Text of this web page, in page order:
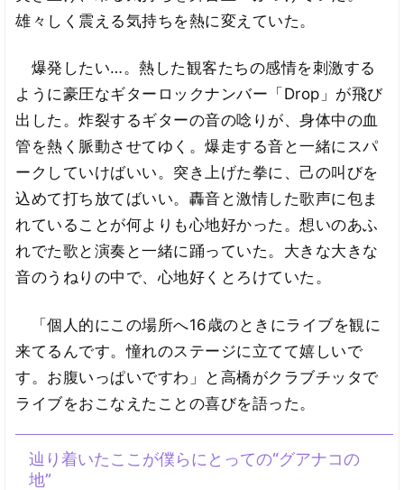
雄々しく震える気持ちを熱に変えていた。
爆発したい…。熱した観客たちの感情を刺激する
ように豪圧なギターロックナンバー「Drop」が飛び
出した。炸裂するギターの音の唸りが、身体中の血
管を熱く脈動させてゆく。爆走する音と一緒にスパ
ークしていけばいい。突き上げた拳に、己の叫びを
込めて打ち放てばいい。轟音と激情した歌声に包ま
れていることが何よりも心地好かった。想いのあふ
れでた歌と演奏と一緒に踊っていた。大きな大きな
音のうねりの中で、心地好くとろけていた。
「個人的にこの場所へ16歳のときにライブを観に
来てるんです。憧れのステージに立てて嬉しいで
す。お腹いっぱいですわ」と高橋がクラブチッタで
ライブをおこなえたことの喜びを語った。
辿り着いたここが僕らにとっての“グアナコの
地”